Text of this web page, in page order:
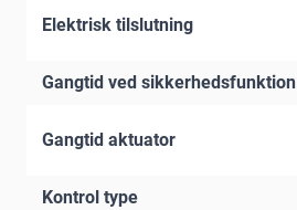
Elektrisk tilslutning
Gangtid ved sikkerhedsfunktion
Gangtid aktuator
Kontrol type